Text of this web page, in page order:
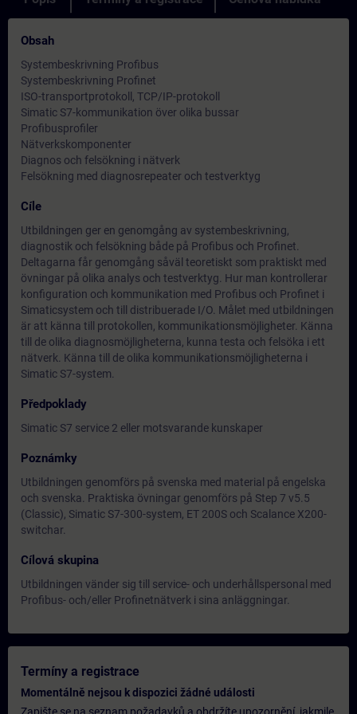
Obsah
Systembeskrivning Profibus
Systembeskrivning Profinet
ISO-transportprotokoll, TCP/IP-protokoll
Simatic S7-kommunikation över olika bussar
Profibusprofiler
Nätverkskomponenter
Diagnos och felsökning i nätverk
Felsökning med diagnosrepeater och testverktyg
Cíle
Utbildningen ger en genomgång av systembeskrivning,
diagnostik och felsökning både på Profibus och Profinet.
Deltagarna får genomgång såväl teoretiskt som praktiskt med
övningar på olika analys och testverktyg. Hur man kontrollerar
konfiguration och kommunikation med Profibus och Profinet i
Simaticsystem och till distribuerade I/O. Målet med utbildningen
är att känna till protokollen, kommunikationsmöjligheter. Känna
till de olika diagnosmöjligheterna, kunna testa och felsöka i ett
nätverk. Känna till de olika kommunikationsmöjligheterna i
Simatic S7-system.
Předpoklady
Simatic S7 service 2 eller motsvarande kunskaper
Poznámky
Utbildningen genomförs på svenska med material på engelska
och svenska. Praktiska övningar genomförs på Step 7 v5.5
(Classic), Simatic S7-300-system, ET 200S och Scalance X200-
switchar.
Cílová skupina
Utbildningen vänder sig till service- och underhållspersonal med
Profibus- och/eller Profinetnätverk i sina anläggningar.
Termíny a registrace
Momentálně nejsou k dispozici žádné události